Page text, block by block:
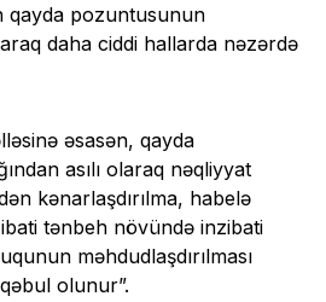
qayda pozuntusunun
daha ciddi hallarda nəzərdə
əsasən, qayda
asılı olaraq nəqliyyat
kənarlaşdırılma, habelə
tənbeh növündə inzibati
məhdudlaşdırılması
olunur”.